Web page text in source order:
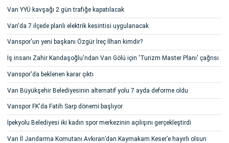
Van YYÜ kavşağı 2 gün trafiğe kapatılacak
Van'da 7 ilçede planlı elektrik kesintisi uygulanacak
Vanspor'un yeni başkanı Özgür İreç İlhan kimdir?
İş insanı Zahir Kandaşoğlu'ndan Van Gölü için 'Turizm Master Planı' çağrısı
Vanspor'da beklenen karar çıktı
Van Büyükşehir Belediyesinin alternatif yolu 7 ayda deforme oldu
Vanspor FK'da Fatih Sarp dönemi başlıyor
İpekyolu Belediyesi iki kadın spor merkezinin açılışını gerçekleştirdi
Van İl Jandarma Komutanı Avkıran’dan Kaymakam Keser’e hayırlı olsun